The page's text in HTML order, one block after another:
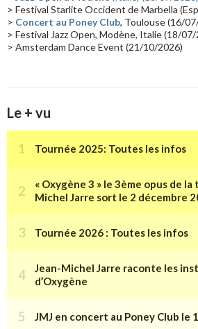
> Festival Starlite Occident de Marbella
> Concert au Poney Club, Toulouse (16/
> Festival Jazz Open, Modène, Italie (18/
> Amsterdam Dance Event (21/10/2026)
Le + vu